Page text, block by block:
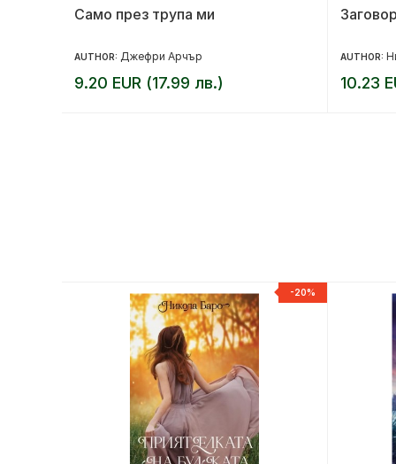
Само през трупа ми
AUTHOR: Джефри Арчър
9.20 EUR (17.99 лв.)
AUTHOR:
10.23
-20%